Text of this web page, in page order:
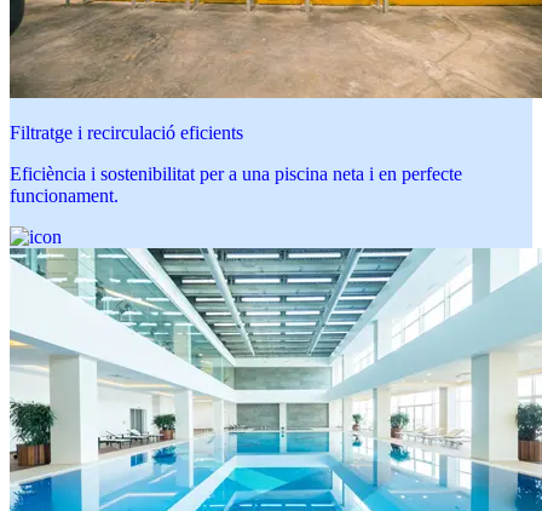
Filtratge i recirculació eficients
Eficiència i sostenibilitat per a una piscina neta i en perfecte
funcionament.